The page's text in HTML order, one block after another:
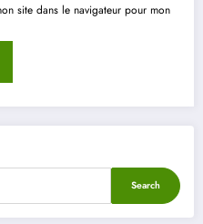
Search
site dans le navigateur pour mon